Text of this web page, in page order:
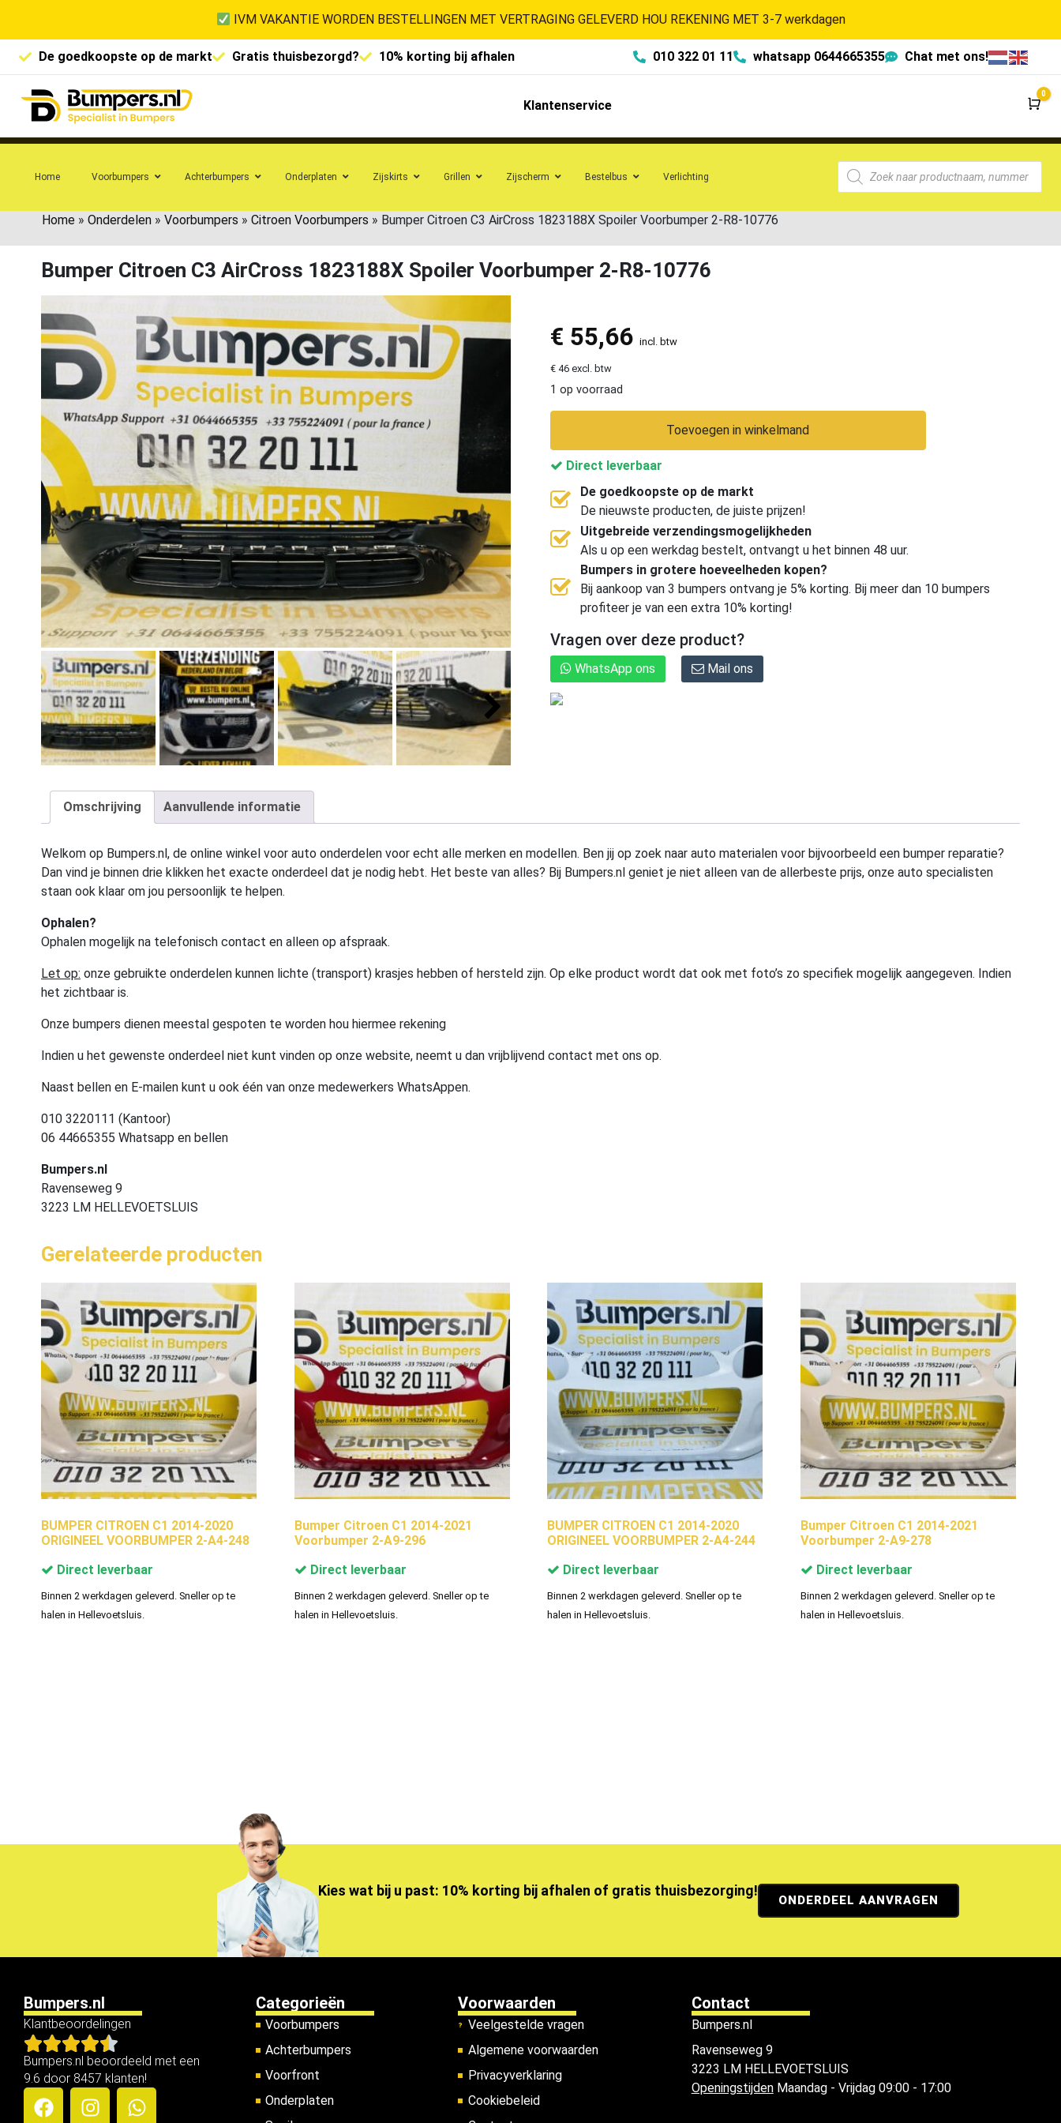
IVM VAKANTIE WORDEN BESTELLINGEN MET VERTRAGING GELEVERD HOU REKENING MET 3-7 werkdagen
De goedkoopste op de markt Gratis thuisbezorgd? 10% korting bij afhalen 010 322 01 11 whatsapp 0644665355 Chat met ons!
Klantenservice
0
Home Voorbumpers Achterbumpers Onderplaten Zijskirts Grillen Zijscherm Bestelbus Verlichting
Home » Onderdelen » Voorbumpers » Citroen Voorbumpers » Bumper Citroen C3 AirCross 1823188X Spoiler Voorbumper 2-R8-10776
Bumper Citroen C3 AirCross 1823188X Spoiler Voorbumper 2-R8-10776
€ 55,66 incl. btw
€ 46 excl. btw
1 op voorraad
Toevoegen in winkelmand
Direct leverbaar
De goedkoopste op de markt
De nieuwste producten, de juiste prijzen!
Uitgebreide verzendingsmogelijkheden
Als u op een werkdag bestelt, ontvangt u het binnen 48 uur.
Bumpers in grotere hoeveelheden kopen?
Bij aankoop van 3 bumpers ontvang je 5% korting. Bij meer dan 10 bumpers
profiteer je van een extra 10% korting!
Vragen over deze product?
WhatsApp ons Mail ons
Omschrijving Aanvullende informatie
Welkom op Bumpers.nl, de online winkel voor auto onderdelen voor echt alle merken en modellen. Ben jij op zoek naar auto materialen voor bijvoorbeeld een bumper reparatie?
Dan vind je binnen drie klikken het exacte onderdeel dat je nodig hebt. Het beste van alles? Bij Bumpers.nl geniet je niet alleen van de allerbeste prijs, onze auto specialisten
staan ook klaar om jou persoonlijk te helpen.
Ophalen?
Ophalen mogelijk na telefonisch contact en alleen op afspraak.
Let op: onze gebruikte onderdelen kunnen lichte (transport) krasjes hebben of hersteld zijn. Op elke product wordt dat ook met foto’s zo specifiek mogelijk aangegeven. Indien
het zichtbaar is.
Onze bumpers dienen meestal gespoten te worden hou hiermee rekening
Indien u het gewenste onderdeel niet kunt vinden op onze website, neemt u dan vrijblijvend contact met ons op.
Naast bellen en E-mailen kunt u ook één van onze medewerkers WhatsAppen.
010 3220111 (Kantoor)
06 44665355 Whatsapp en bellen
Bumpers.nl
Ravenseweg 9
3223 LM HELLEVOETSLUIS
Gerelateerde producten
BUMPER CITROEN C1 2014-2020
ORIGINEEL VOORBUMPER 2-A4-248
Direct leverbaar
Binnen 2 werkdagen geleverd. Sneller op te
halen in Hellevoetsluis.
Bumper Citroen C1 2014-2021
Voorbumper 2-A9-296
Direct leverbaar
Binnen 2 werkdagen geleverd. Sneller op te
halen in Hellevoetsluis.
BUMPER CITROEN C1 2014-2020
ORIGINEEL VOORBUMPER 2-A4-244
Direct leverbaar
Binnen 2 werkdagen geleverd. Sneller op te
halen in Hellevoetsluis.
Bumper Citroen C1 2014-2021
Voorbumper 2-A9-278
Direct leverbaar
Binnen 2 werkdagen geleverd. Sneller op te
halen in Hellevoetsluis.
Kies wat bij u past: 10% korting bij afhalen of gratis thuisbezorging!
ONDERDEEL AANVRAGEN
Bumpers.nl
Klantbeoordelingen
Bumpers.nl beoordeeld met een
9.6 door 8457 klanten!
Categorieën
Voorbumpers
Achterbumpers
Voorfront
Onderplaten
Voorwaarden
Veelgestelde vragen
Algemene voorwaarden
Privacyverklaring
Cookiebeleid
Contact
Bumpers.nl
Ravenseweg 9
3223 LM HELLEVOETSLUIS
OpeningstijdenMaandag - Vrijdag 09:00 - 17:00